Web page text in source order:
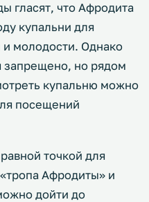
гласят, что Афродита
купальни для
и молодости. Однако
запрещено, но рядом
купальню можно
посещений
точкой для
Афродиты» и
дойти до